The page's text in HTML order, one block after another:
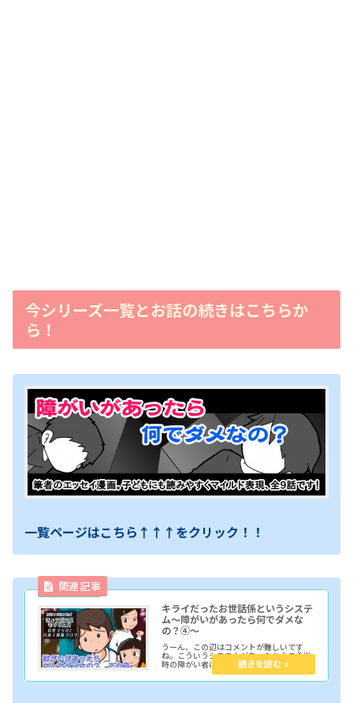
今シリーズ一覧とお話の続きはこちらか
ら！
一覧ページはこちら↑↑↑をクリック！！
キライだったお世話係というシステ
ム～障がいがあったら何でダメな
の？④～
うーん、この辺はコメントが難しいです
ね。こういうシステムがあったからこそ当
時の障がい者は学校に通えていたかもしれ
ないし、障がい児の親は助かっていたのか
もしれないけど。僕はこれはキライだっ